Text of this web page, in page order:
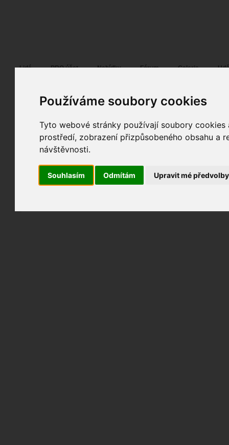
Používáme soubory cookies
Tyto webové stránky používají soubory
prostředí, zobrazení přizpůsobeného obsahu a
návštěvnosti.
Souhlasím Odmítám Upravit mé předvolby
Lidé PRO účet Nabídky Fórum Galerie
LUCCA 11:54 móda
pout01sm
fotografováno fotky autora